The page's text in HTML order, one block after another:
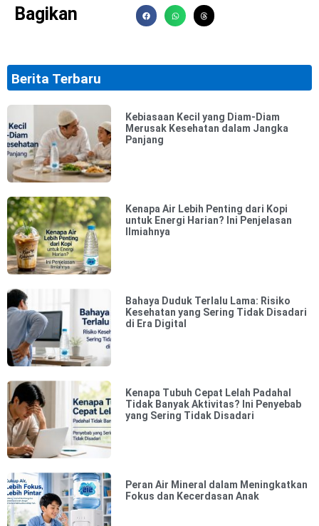
Bagikan
Berita Terbaru
Kebiasaan Kecil yang Diam-Diam
Merusak Kesehatan dalam Jangka
Panjang
Kenapa Air Lebih Penting dari Kopi
untuk Energi Harian? Ini Penjelasan
Ilmiahnya
Bahaya Duduk Terlalu Lama: Risiko
Kesehatan yang Sering Tidak Disadari
di Era Digital
Kenapa Tubuh Cepat Lelah Padahal
Tidak Banyak Aktivitas? Ini Penyebab
yang Sering Tidak Disadari
Peran Air Mineral dalam Meningkatkan
Fokus dan Kecerdasan Anak